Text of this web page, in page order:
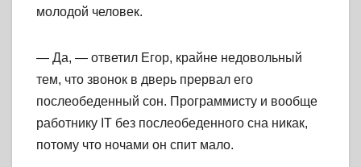
молодой человек.
— Да, — ответил Егор, крайне недовольный
тем, что звонок в дверь прервал его
послеобеденный сон. Программисту и вообще
работнику IT без послеобеденного сна никак,
потому что ночами он спит мало.